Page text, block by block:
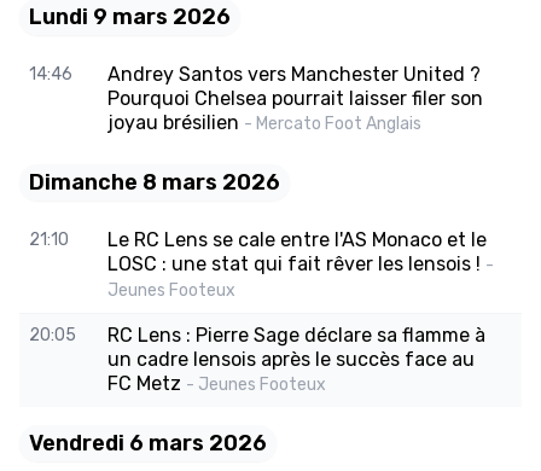
Lundi 9 mars 2026
14:46
Andrey Santos vers Manchester United ?
Pourquoi Chelsea pourrait laisser filer son
joyau brésilien - Mercato Foot Anglais
Dimanche 8 mars 2026
21:10
Le RC Lens se cale entre l'AS Monaco et le
LOSC : une stat qui fait rêver les lensois ! -
Jeunes Footeux
20:05
RC Lens : Pierre Sage déclare sa flamme à
un cadre lensois après le succès face au
FC Metz - Jeunes Footeux
Vendredi 6 mars 2026